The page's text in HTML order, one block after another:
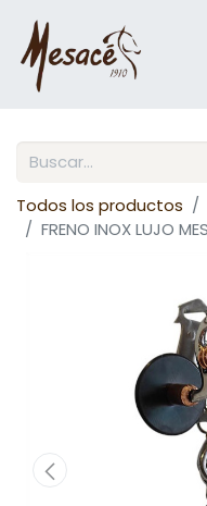
Todos los productos
FRENO INOX LUJO